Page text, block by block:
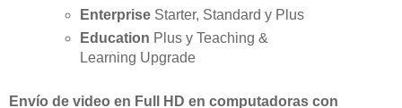
Enterprise Starter, Standard y Plus
Education Plus y Teaching &
Learning Upgrade
Envío de video en Full HD en computadoras con